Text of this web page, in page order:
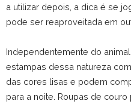
a utilizar depois, a dica é se
pode ser reaproveitada em
Independentemente do
estampas dessa natureza
das cores lisas e podem
para a noite. Roupas de